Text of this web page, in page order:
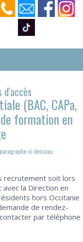
(BAC, CAPa,
formation en
ci dessous
recrutement soit lors
avec la Direction en
hors Occitanie
de rendez-
par téléphone